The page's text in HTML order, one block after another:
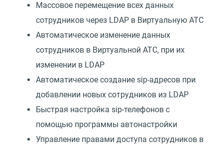
Массовое перемещение всех данных
сотрудников через LDAP в Виртуальную АТС
Автоматическое изменение данных
сотрудников в Виртуальной АТС, при их
изменении в LDAP
Автоматическое создание sip-адресов при
добавлении новых сотрудников из LDAP
Быстрая настройка sip-телефонов с
помощью программы автонастройки
Управление правами доступа сотрудников в